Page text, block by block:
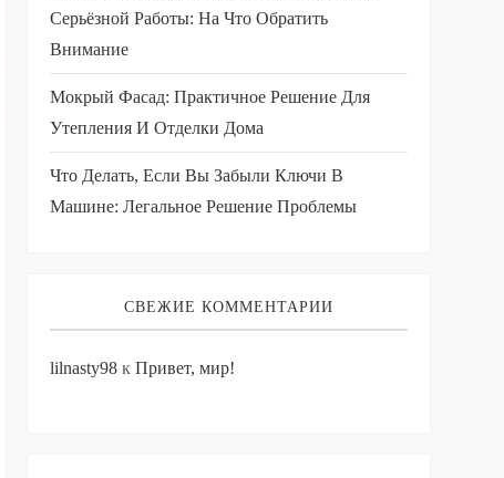
Серьёзной Работы: На Что Обратить
Внимание
Мокрый Фасад: Практичное Решение Для
Утепления И Отделки Дома
Что Делать, Если Вы Забыли Ключи В
Машине: Легальное Решение Проблемы
СВЕЖИЕ КОММЕНТАРИИ
lilnasty98к Привет, мир!